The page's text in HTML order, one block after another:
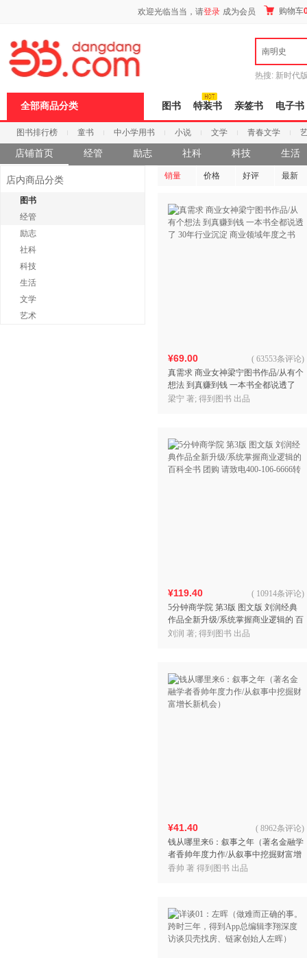
欢迎光临当当，请登录 成为会员 购物车
南明史
热搜: 新时代
全部商品分类 图书 特装书 亲签书 电子书
图书排行榜 童书 中小学用书 小说 文学 青春文学
科技 进口原版
店铺首页 经管 励志 社科 科技 生活
店内商品分类
图书
经管
励志
社科
科技
生活
文学
艺术
销量 价格 好评 最新
¥69.00
真需求 商业女神梁宁图书作品/从有个
想法 到真赚到钱 一本书全都说透了
30年行业沉淀 商业领域年度之书
( 63553条评论)
梁宁 著; 得到图书 出品
¥119.40
5分钟商学院 第3版 图文版 刘润经典
作品全新升级/系统掌握商业逻辑的 百
科全书 团购 请致电400-106-6666转
( 10914条评论)
刘润 著; 得到图书 出品
¥41.40
钱从哪里来6：叙事之年（著名金融学
者香帅年度力作/从叙事中挖掘财富增
长新机会）
( 8962条评论)
香帅 著 得到图书 出品
页
按
波